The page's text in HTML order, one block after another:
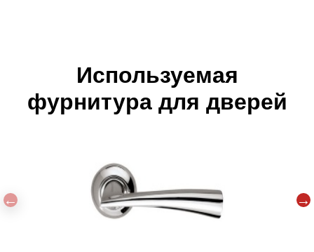
Используемая
фурнитура для дверей